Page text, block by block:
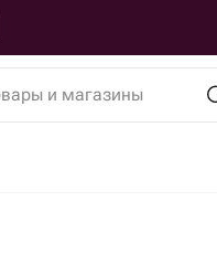
и магазины